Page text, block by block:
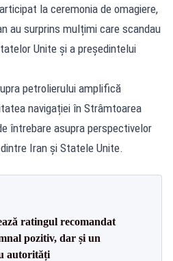
la ceremonia de omagiere,
au surprins mulțimi care scandau
Unite și a președintelui
petrolierului amplifică
navigației în Strâmtoarea
întrebare asupra perspectivelor
Iran și Statele Unite.
ratingul recomandat
pozitiv, dar și un
autorități